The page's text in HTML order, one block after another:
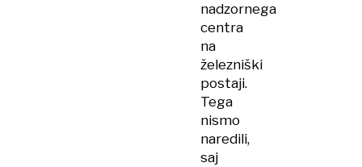
nadzornega
centra
na
železniški
postaji.
Tega
nismo
naredili,
saj